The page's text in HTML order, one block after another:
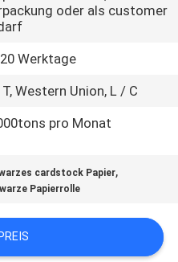
oder als customer
Werktage
Western Union, L / C
pro Monat
cardstock Papier,
Papierrolle